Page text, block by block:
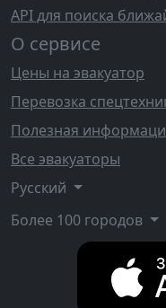
API для поиска
О сервисе
Цены на эвакуатор
Перевозка
Полезная
Все эвакуаторы
Русский
Более 100 городов